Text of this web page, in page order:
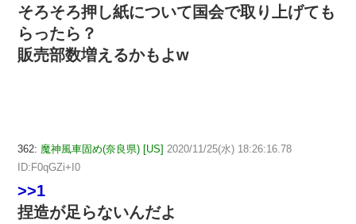
そろそろ押し紙について国会で取り上げても
らったら？
販売部数増えるかもよw
362: 魔神風車固め(奈良県) [US] 2020/11/25(水) 18:26:16.78
ID:F0qGZi+I0
>>1
捏造が足らないんだよ